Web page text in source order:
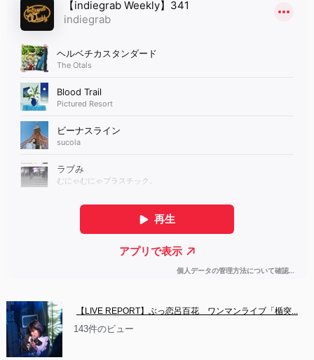
【LIVE REPORT】ぶっ恋呂百花　ワンマンライブ「楯突...
143件のビュー